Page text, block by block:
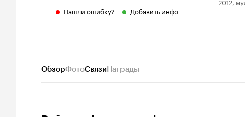
Нашли ошибку? Добавить инфо
ОбзорФотоСвязиНаграды